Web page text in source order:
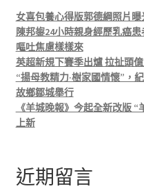
女喜包養心得版郭德綱照片
陳邦鋆24小時親身經歷乳癌
嘔吐焦慮樣樣來
英超新規下賽季出爐 拉扯頭
“揚母教精力·樹家國情懷”，
故鄉鄒城舉行
《羊城晚報》今起全新改版
上新
近期留言